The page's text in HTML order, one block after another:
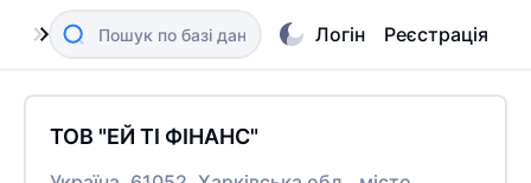
Логін Реєстрація
ТОВ "ЕЙ ТІ ФІНАНС"